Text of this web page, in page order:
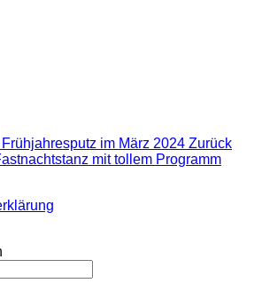
im März 2024 Zurück
mit tollem Programm